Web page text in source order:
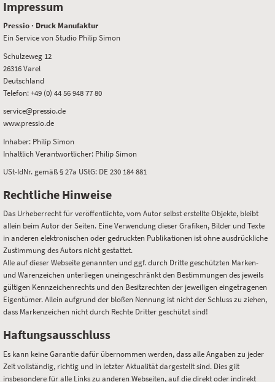
Impressum
Pressio · Druck Manufaktur
Ein Service von Studio Philip Simon
Schulzeweg 12
26316 Varel
Deutschland
Telefon: +49 (0) 44 56 948 77 80
service@pressio.de
www.pressio.de
Inhaber: Philip Simon
Inhaltlich Verantwortlicher: Philip Simon
USt-IdNr. gemäß § 27a UStG: DE 230 184 881
Rechtliche Hinweise
Das Urheberrecht für veröffentlichte, vom Autor selbst erstellte Objekte, bleibt
allein beim Autor der Seiten. Eine Verwendung dieser Grafiken, Bilder und Texte
in anderen elektronischen oder gedruckten Publikationen ist ohne ausdrückliche
Zustimmung des Autors nicht gestattet.
Alle auf dieser Webseite genannten und ggf. durch Dritte geschützten Marken-
und Warenzeichen unterliegen uneingeschränkt den Bestimmungen des jeweils
gültigen Kennzeichenrechts und den Besitzrechten der jeweiligen eingetragenen
Eigentümer. Allein aufgrund der bloßen Nennung ist nicht der Schluss zu ziehen,
dass Markenzeichen nicht durch Rechte Dritter geschützt sind!
Haftungsausschluss
Es kann keine Garantie dafür übernommen werden, dass alle Angaben zu jeder
Zeit vollständig, richtig und in letzter Aktualität dargestellt sind. Dies gilt
insbesondere für alle Links zu anderen Webseiten, auf die direkt oder indirekt